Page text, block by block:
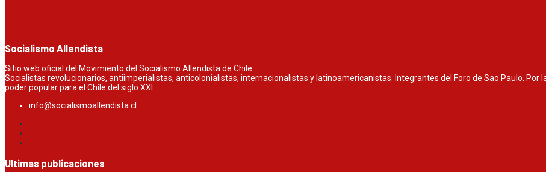
Socialismo Allendista
Sitio web oficial del Movimiento del Socialismo Allendista de Chile.
Socialistas revolucionarios, antiimperialistas, anticolonialistas, internacionalistas y latinoamericanistas. Integrantes del Foro de Sao Paulo.
poder popular para el Chile del siglo XXI.
info@socialismoallendista.cl
Ultimas publicaciones